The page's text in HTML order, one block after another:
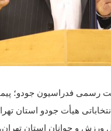
رسمی فدراسیون جودو؛
هیأت جودو استان
ورزش و جوانان استان